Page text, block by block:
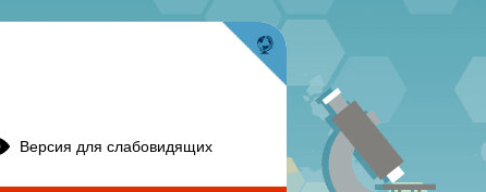
Версия для слабовидящих